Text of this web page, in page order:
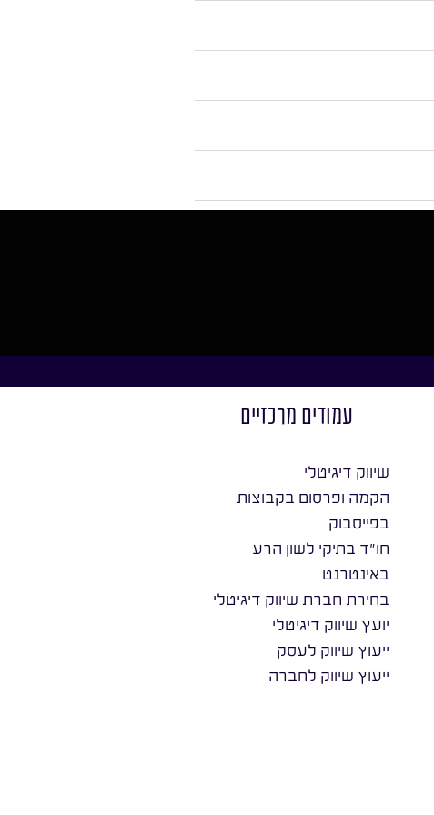
עמודים מרכזיים
שיווק דיגיטלי
הקמה ופרסום בקבוצות
בפייסבוק
חו״ד בתיקי לשון הרע
באינטרנט
בחירת חברת שיווק דיגיטלי
יועץ שיווק דיגיטלי
ייעוץ שיווק לעסק
ייעוץ שיווק לחברה